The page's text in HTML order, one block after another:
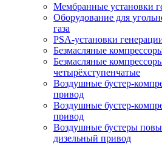
Мембранные установки
Оборудование для
газа
PSA-установки
Безмасляные
Безмасляные
четырёхступенчатые
Воздушные бустер-
привод
Воздушные бустер-
привод
Воздушные бустеры
дизельный привод